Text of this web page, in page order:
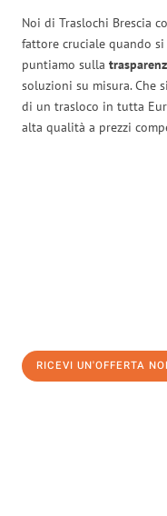
Noi di Traslochi Brescia
fattore cruciale quando
puntiamo sulla
soluzioni su misura. Che
di un trasloco in tutta
alta qualità a prezzi
RICEVI UN'OFFERTA